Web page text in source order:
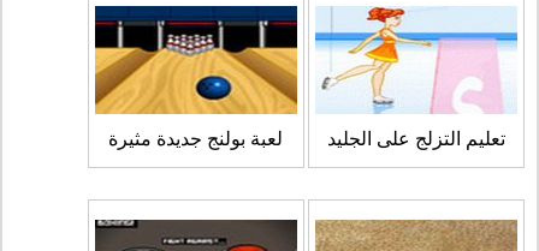
تعليم التزلج على الجليد لعبة بولنج جديدة مثيرة